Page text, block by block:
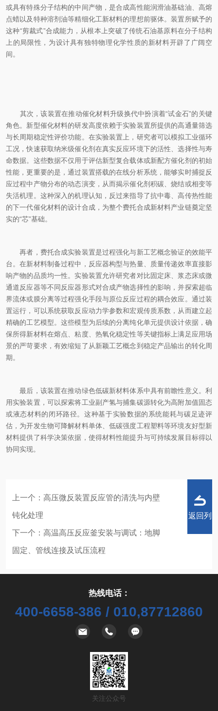
或具有特殊分子结构的中间产物，是合成高性能润滑油基础油、高熔
点蜡以及特种溶剂油等精细化工新材料的理想前驱体。装置所赋予的
这种“剪裁式”合成能力，从根本上突破了传统石油基原料在分子结构
上的局限性，为设计具有独特物理化学性质的新材料开辟了广阔空
间。
其次，该装置在推动催化材料升级换代中扮演着“试金石”的关键
角色。新型催化材料的研发高度依赖于实验装置所提供的高通量筛选
与长周期稳定性评价功能。在实验装置上，研究者可以模拟工业循环
工况，快速获取纳米级催化剂在真实反应环境下的活性、选择性与寿
命数据。这些数据不仅用于评估新型复合载体或新配方催化剂的初始
性能，更重要的是，通过装置搭载的在线分析系统，能够实时捕捉反
应过程中产物分布的动态演变，从而揭示催化剂积碳、烧结或相变等
失活机理。这种深入的机理认知，反过来指导了抗中毒、高传热性能
的下一代催化材料的设计合成，为整个费托合成新材料产业链奠定坚
实的“芯”基础。
再者，费托合成实验装置是过程强化与新工艺概念验证的效能平
台。在新材料制备过程中，反应器构型与热量、质量传递效率直接影
响产物的品质均一性。实验装置允许研究者对比固定床、浆态床或微
通道反应器等不同反应器形式对合成产物选择性的影响，并探索超临
界流体或膜分离等过程强化手段与原位反应过程的耦合效应。通过装
置运行，可以系统获取反应动力学参数和宏观传质系数，从而建立起
精确的工艺模型。这些模型为后续的分离纯化单元提供设计依据，确
保所得新材料在熔点、粘度、热氧化稳定性等关键指标上满足应用场
景的严苛要求，有效缩短了从新颖工艺概念到稳定产品输出的转化周
期。
最后，该装置在推动绿色低碳新材料体系中具有前瞻性意义。利
用实验装置，可以探索将工业副产氢与捕集碳源转化为高附加值固态
或液态材料的闭环路径。这种基于实验数据的系统能耗与碳足迹评
估，为开发生物可降解材料单体、低碳强度工程塑料等环境友好型新
材料提供了科学决策依据，使得材料性能提升与可持续发展目标得以
协同实现。
上一个： 高压微反装置反应管的清洗与内壁
钝化处理
下一个： 高温高压反应釜安装与调试：地脚
固定、管线连接及试压流程
返回列
热线电话：
400-6658-386 / 010,87712860
关注公众号